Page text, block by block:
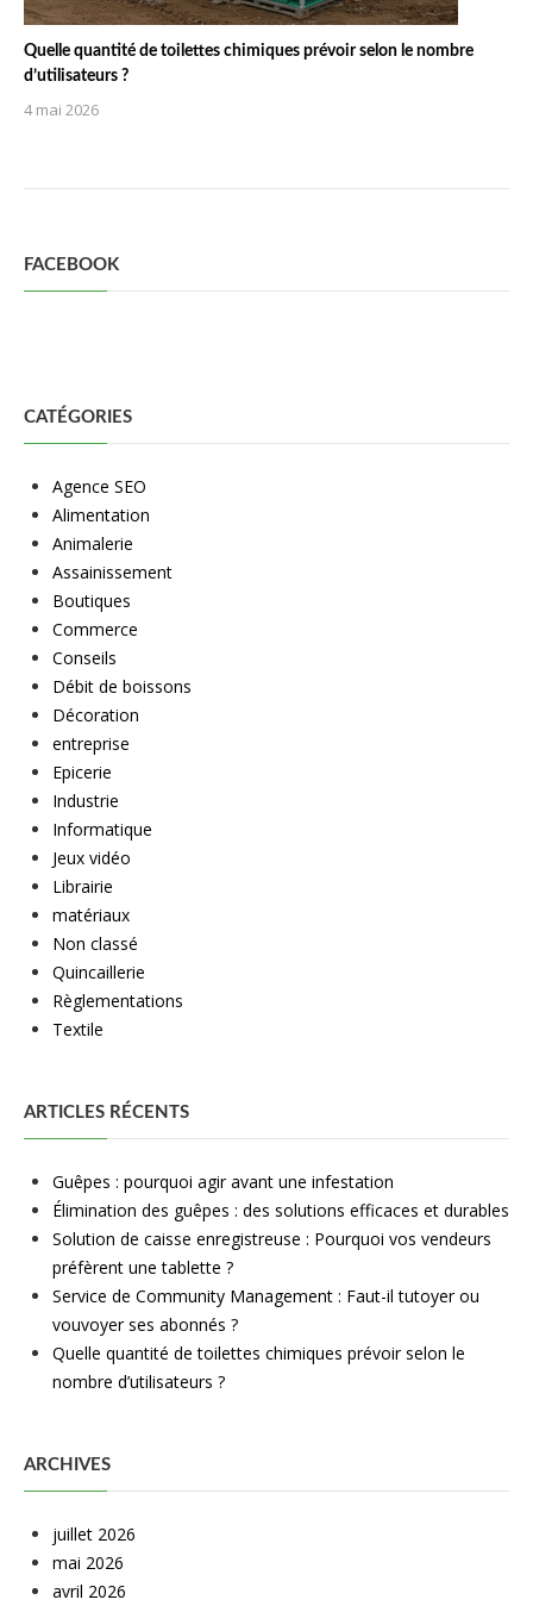
Quelle quantité de toilettes chimiques prévoir selon le nombre
d’utilisateurs ?
4 mai 2026
FACEBOOK
CATÉGORIES
Agence SEO
Alimentation
Animalerie
Assainissement
Boutiques
Commerce
Conseils
Débit de boissons
Décoration
entreprise
Epicerie
Industrie
Informatique
Jeux vidéo
Librairie
matériaux
Non classé
Quincaillerie
Règlementations
Textile
ARTICLES RÉCENTS
Guêpes : pourquoi agir avant une infestation
Élimination des guêpes : des solutions efficaces et durables
Solution de caisse enregistreuse : Pourquoi vos vendeurs
préfèrent une tablette ?
Service de Community Management : Faut-il tutoyer ou
vouvoyer ses abonnés ?
Quelle quantité de toilettes chimiques prévoir selon le
nombre d’utilisateurs ?
ARCHIVES
juillet 2026
mai 2026
avril 2026